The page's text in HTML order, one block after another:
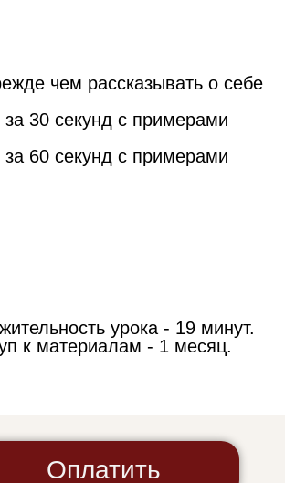
чем рассказывать о себе
за 30 секунд с примерами
за 60 секунд с примерами
урока - 19 минут.
к материалам - 1 месяц.
Оплатить